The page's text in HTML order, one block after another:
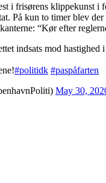
i frisørens klippekunst
På kun to timer blev
“Kør efter
indsats mod
#politidk #paspåfarten
May 30,